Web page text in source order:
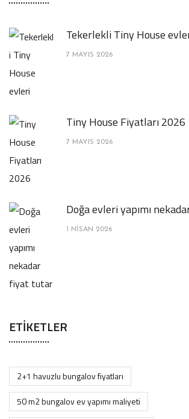
Tekerlekli Tiny House
7 MAYIS 2026
Tiny House Fiyatları 2026
7 MAYIS 2026
Doğa evleri yapımı
1 NISAN 2026
ETIKETLER
2+1 havuzlu bungalov fiyatları
50 m2 bungalov ev yapımı maliyeti